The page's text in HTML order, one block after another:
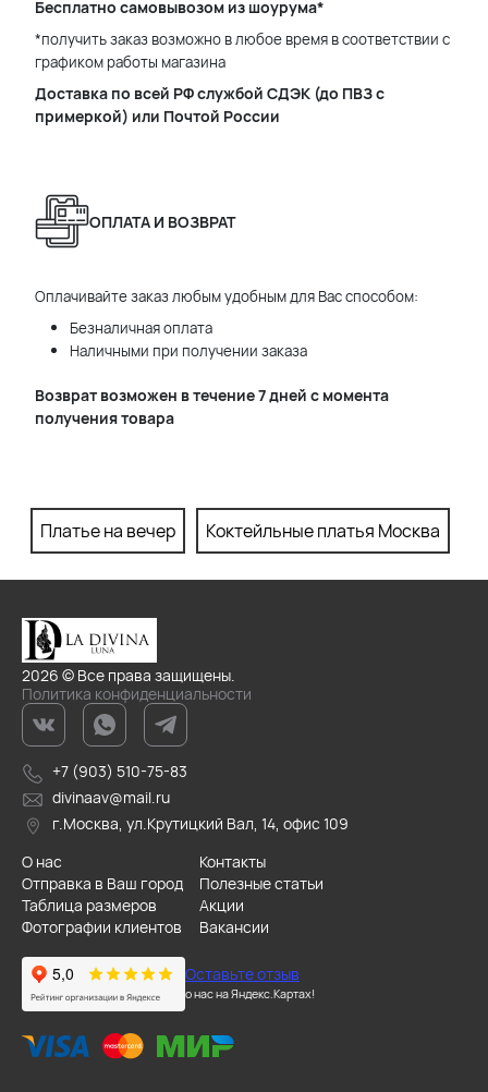
Бесплатно самовывозом из шоурума*
*получить заказ возможно в любое время в соответствии с
графиком работы магазина
Доставка по всей РФ службой СДЭК (до ПВЗ с
примеркой) или Почтой России
ОПЛАТА И ВОЗВРАТ
Оплачивайте заказ любым удобным для Вас способом:
Безналичная оплата
Наличными при получении заказа
Возврат возможен в течение 7 дней с момента
получения товара
Платье на вечер Коктейльные платья Москва
2026 © Все права защищены.
Политика конфиденциальности
+7 (903) 510-75-83
divinaav@mail.ru
г.Москва, ул.Крутицкий Вал, 14, офис 109
О нас
Контакты
Отправка в Ваш город
Полезные статьи
Таблица размеров
Акции
Фотографии клиентов
Вакансии
Оставьте отзыв
о нас на Яндекс.Картах!